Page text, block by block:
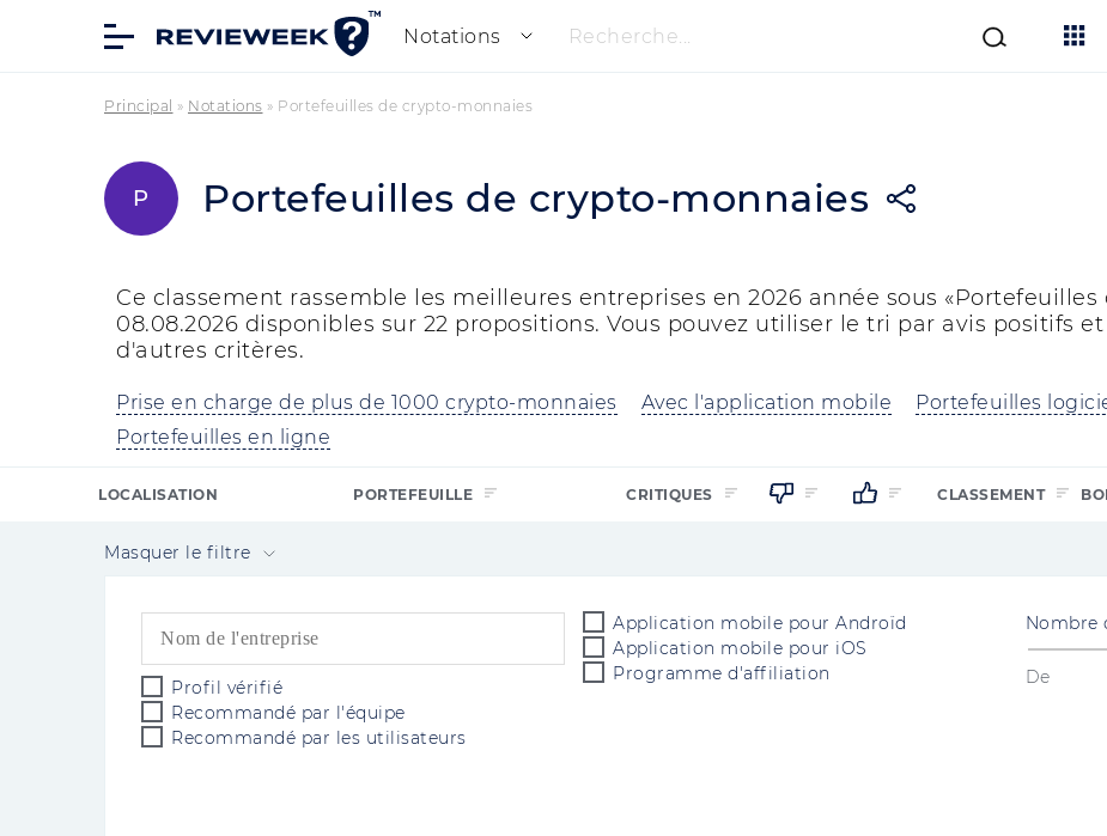
Notations Recherche...
Principal » Notations » Portefeuilles de crypto-monnaies
P Portefeuilles de crypto-monnaies
Ce classement rassemble les meilleures entreprises en 2026 année sous
08.08.2026 disponibles sur 22 propositions. Vous pouvez utiliser le tri par avis positifs
d'autres critères.
Prise en charge de plus de 1000 crypto-monnaies Avec l'application mobile Portefeuilles
Portefeuilles en ligne
LOCALISATION PORTEFEUILLE CRITIQUES CLASSEMENT
Masquer le filtre
Profil vérifié
Recommandé par l'équipe
Recommandé par les utilisateurs
Application mobile pour Androïd
Application mobile pour iOS
Programme d'affiliation
Nombre
De